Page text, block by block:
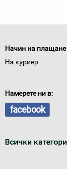
Начин на плащане
На куриер
Намерете ни в:
facebook
Всички